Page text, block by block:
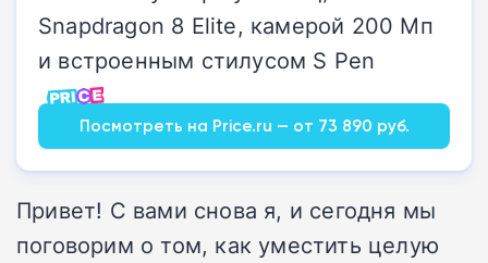
Snapdragon 8 Elite, камерой 200 Мп
и встроенным стилусом S Pen
Посмотреть на Price.ru — от 73 890 руб.
Привет! С вами снова я, и сегодня мы
поговорим о том, как уместить целую